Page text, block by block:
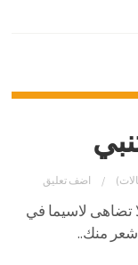
اضف تعليق
تضاهى لاسيما في
منك..